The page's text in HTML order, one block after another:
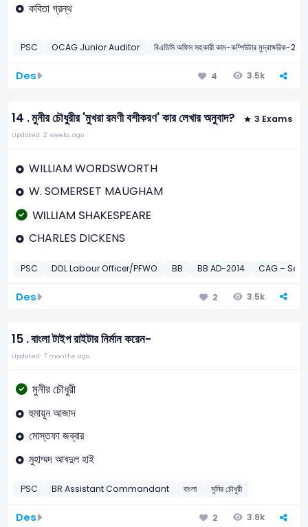
কবিতা গ্রন্থ
PSC OCAG Junior Auditor বিএডিসি অফিস সহকারী কাম-কম্পিউটার মুদ্রাক্ষরিক-
Des 4 3.5k
14 .মুনীর চৌধুরীর 'মুখরা রমণী বশীকরণ' কার লেখার অনুবাদ? 3 Exams
Updated: 2 weeks ago
WILLIAM WORDSWORTH
W. SOMERSET MAUGHAM
WILLIAM SHAKESPEARE
CHARLES DICKENS
PSC DOL Labour Officer/PFWO BB BB AD-2014 CAG –
Des 2 3.5k
15 .বাংলা টাইপ রাইটার নির্মান করেন-
Updated: 7 months ago
মুনীর চৌধুরী
হুমায়ূন আজাদ
মোস্তফা জব্বার
মুহাম্মদ আবদুল হাই
PSC BR Assistant Commandant বাংলা মুনির চৌধুরী
Des 2 3.8k